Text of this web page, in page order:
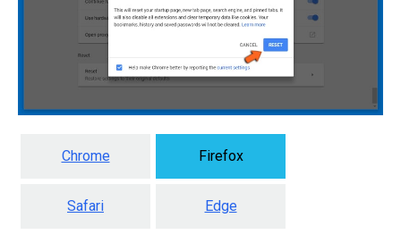
Chrome Firefox
Safari Edge